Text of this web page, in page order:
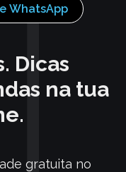
WhatsApp
Dicas
na tua
gratuita no